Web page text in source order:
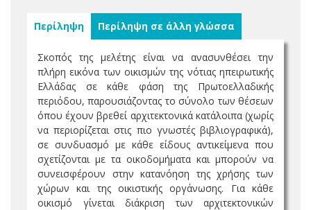
Περίληψη Περίληψη σε άλλη γλώσσα
Σκοπός της μελέτης είναι να ανασυνθέσει την
πλήρη εικόνα των οικισμών της νότιας ηπειρωτικής
Ελλάδας σε κάθε φάση της Πρωτοελλαδικής
περιόδου, παρουσιάζοντας το σύνολο των θέσεων
όπου έχουν βρεθεί αρχιτεκτονικά κατάλοιπα (χωρίς
να περιορίζεται στις πιο γνωστές βιβλιογραφικά),
σε συνδυασμό με κάθε είδους αντικείμενα που
σχετίζονται με τα οικοδομήματα και μπορούν να
συνεισφέρουν στην κατανόηση της χρήσης των
χώρων και της οικιστικής οργάνωσης. Για κάθε
οικισμό γίνεται διάκριση των αρχιτεκτονικών